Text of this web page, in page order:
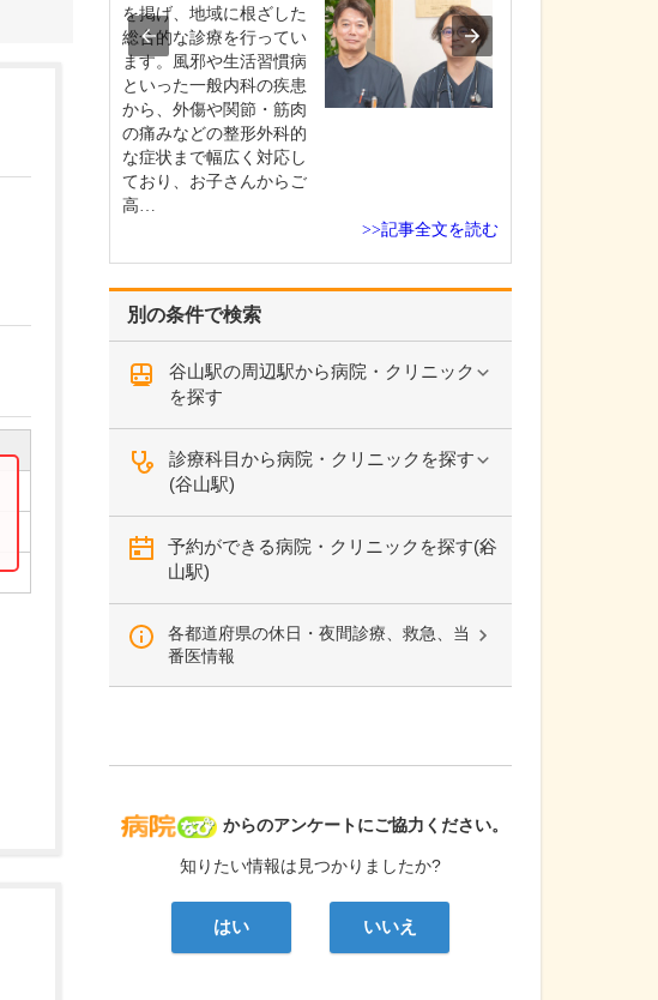
別の条件で検索
谷山駅の周辺駅から病院・クリニック
を探す
診療科目から病院・クリニックを探す
(谷山駅)
予約ができる病院・クリニックを探す(谷
山駅)
各都道府県の休日・夜間診療、救急、当
番医情報
病院なび
からのアンケートにご協力ください。
知りたい情報は見つかりましたか?
はい いいえ
を掲げ、地域に根ざした
総合的な診療を行ってい
ます。風邪や生活習慣病
といった一般内科の疾患
から、外傷や関節・筋肉
の痛みなどの整形外科的
な症状まで幅広く対応し
ており、お子さんからご
高…
>>記事全文を読む